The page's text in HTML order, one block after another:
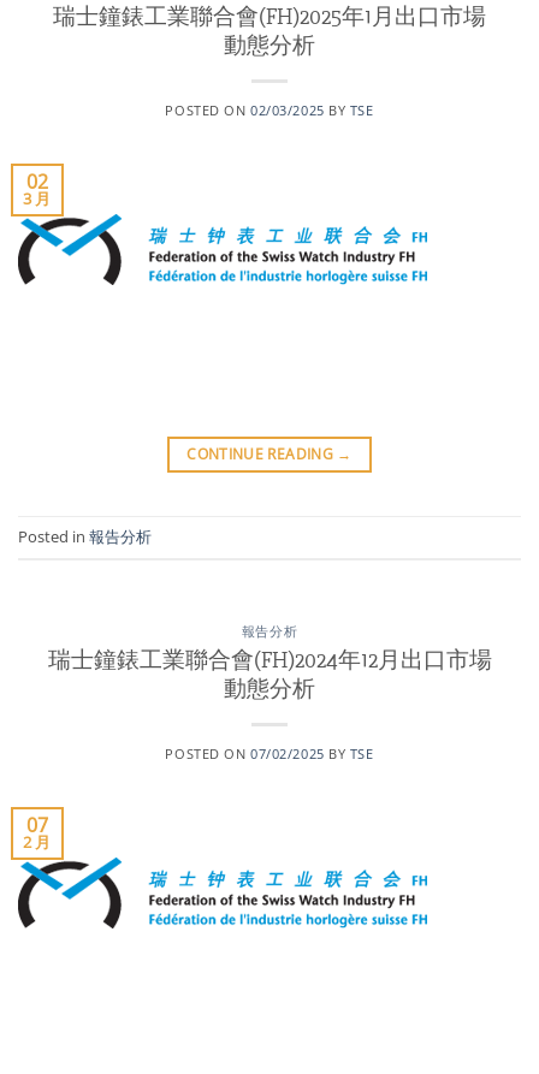
瑞士鐘錶工業聯合會(FH)2025年1月出口市場
動態分析
POSTED ON02/03/2025 BY TSE
02
3 月
CONTINUE READING →
Posted in 報告分析
報告分析
瑞士鐘錶工業聯合會(FH)2024年12月出口市場
動態分析
POSTED ON07/02/2025 BY TSE
07
2 月